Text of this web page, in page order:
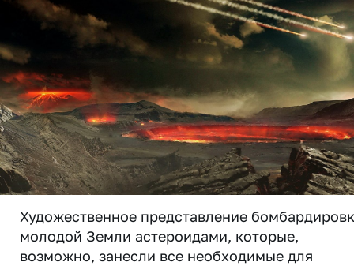
Художественное представление
молодой Земли астероидами, которые,
возможно, занесли все необходимые для